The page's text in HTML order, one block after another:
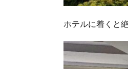
ホテルに着くと